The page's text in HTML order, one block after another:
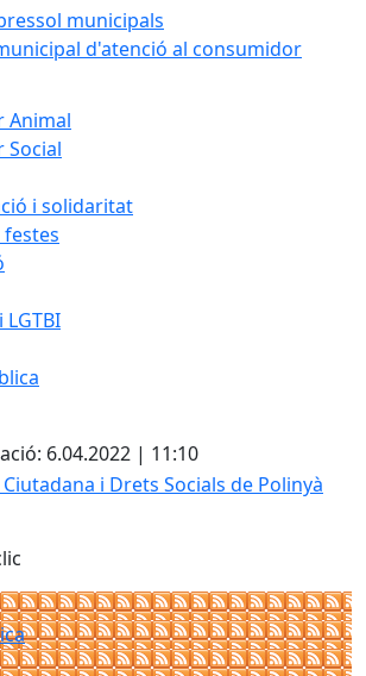
municipals
d'atenció al consumidor
Animal
Social
i solidaritat
6.04.2022 | 11:10
i Drets Socials de Polinyà